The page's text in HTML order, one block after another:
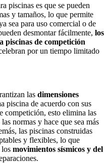
piscinas es que se pueden
y tamaños, lo que permite
sea para uso comercial o de
desmontar fácilmente, los
piscinas de competición
por un tiempo limitado
las dimensiones
piscina de acuerdo con sus
competición, esto elimina las
normas y hace que sea más
las piscinas construidas
y flexibles, lo que
los movimientos sísmicos y del